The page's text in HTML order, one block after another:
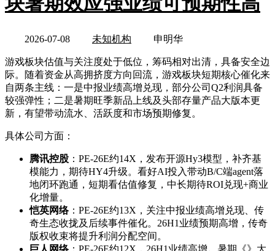
2026-07-08 未知机构 申明华
游戏板块估值与关注度处于低位，筹码相对出清，具备安全边
际。随着资金从高拥挤度方向回流，游戏板块短期核心催化来
自两条主线：一是中报业绩高增兑现，部分公司Q2利润具备
较强弹性；二是暑期旺季新品上线及头部存量产品大版本更
新，有望带动流水、活跃度和市场预期修复。
具体公司方面：
腾讯控股 ：PE-26E约14X，发布开源Hy3模型，补齐基
模能力，期待HY4升级。看好AI投入带动B/C端agent落
地闭环跑通，短期看估值修复，中长期待ROI兑现+商业
化增量。
恺英网络：PE-26E约13X，关注中报业绩高增兑现、传
奇生态收拢及后续事件催化。26H1业绩预期高增，传奇
版权收束将提升利润分配空间。